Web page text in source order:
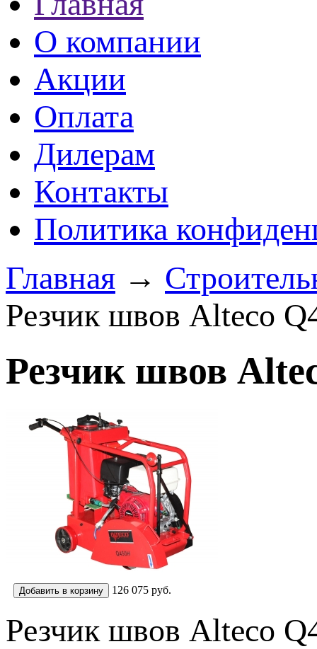
О компании
Акции
Оплата
Дилерам
Контакты
Политика
Главная →
Резчик швов Alteco
Резчик швов
126 075 руб.
Резчик швов Alteco